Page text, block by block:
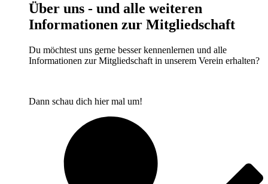
Über uns - und alle weiteren
Informationen zur Mitgliedschaft
Du möchtest uns gerne besser kennenlernen und alle
Informationen zur Mitgliedschaft in unserem Verein erhalten?
Dann schau dich hier mal um!